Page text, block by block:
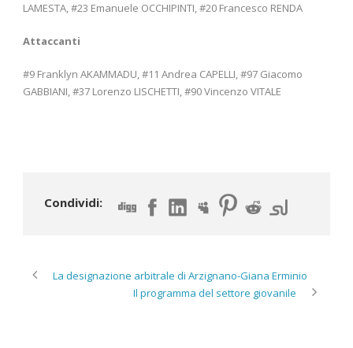
LAMESTA, #23 Emanuele OCCHIPINTI, #20 Francesco RENDA
Attaccanti
#9 Franklyn AKAMMADU, #11 Andrea CAPELLI, #97 Giacomo
GABBIANI, #37 Lorenzo LISCHETTI, #90 Vincenzo VITALE
Condividi:
La designazione arbitrale di Arzignano-Giana Erminio
Il programma del settore giovanile